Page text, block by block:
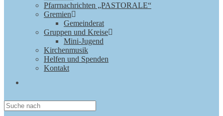
Pfarrnachrichten „PASTORALE“
Gremien
Gemeinderat
Gruppen und Kreise
Mini-Jugend
Kirchenmusik
Helfen und Spenden
Kontakt